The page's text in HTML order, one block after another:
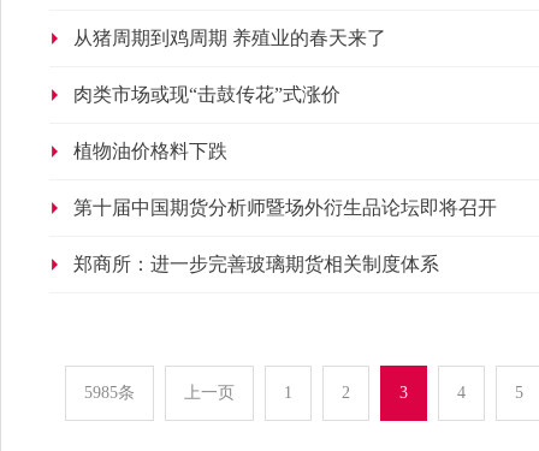
从猪周期到鸡周期 养殖业的春天来了
肉类市场或现“击鼓传花”式涨价
植物油价格料下跌
第十届中国期货分析师暨场外衍生品论坛即将召开
郑商所：进一步完善玻璃期货相关制度体系
5985条 上一页 1 2 3 4 5